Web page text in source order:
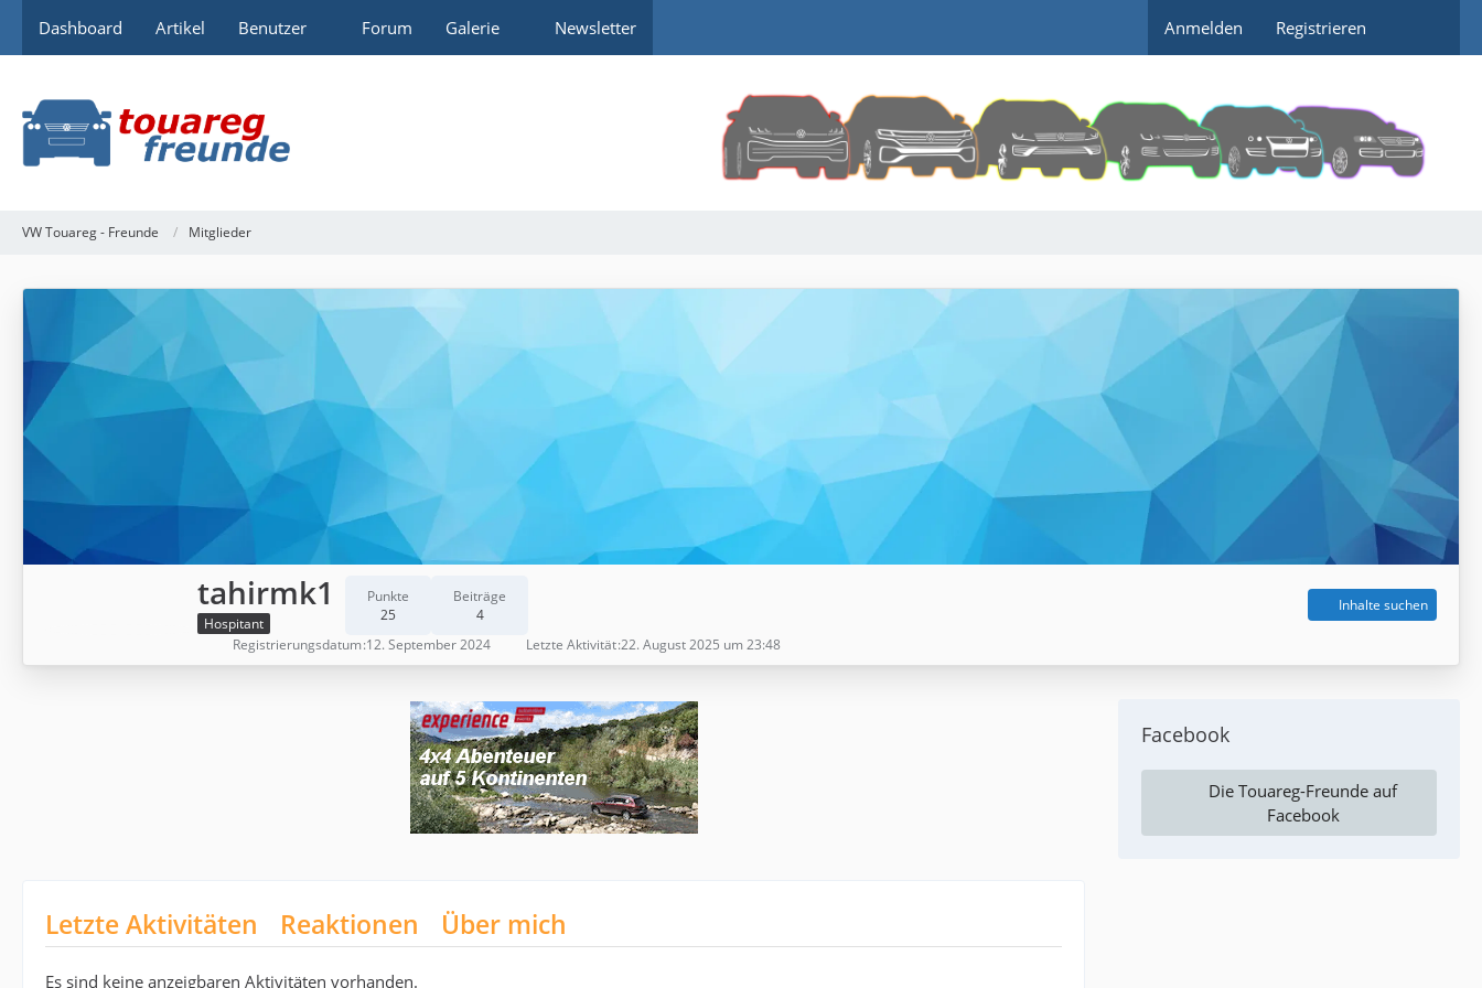
Dashboard Artikel Benutzer Forum Galerie Newsletter Anmelden Registrieren
VW Touareg - Freunde Mitglieder
tahirmk1
Hospitant
Punkte
25
Beiträge
4
Inhalte suchen
Registrierungsdatum 12. September 2024 Letzte Aktivität 22. August 2025 um 23:48
Letzte Aktivitäten Reaktionen Über mich
Es sind keine anzeigbaren Aktivitäten vorhanden.
Facebook
Die Touareg-Freunde auf
Facebook